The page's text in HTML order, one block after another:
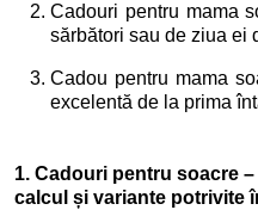
Cadouri pentru mama
sărbători sau de ziua ei
Cadou pentru mama
excelentă de la prima
1. Cadouri pentru soacre
calcul și variante potrivite